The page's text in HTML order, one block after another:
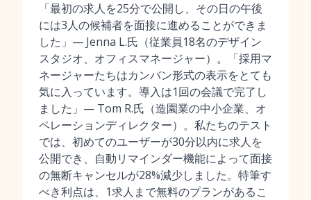
「最初の求人を25分で公開し、その日の午後
には3人の候補者を面接に進めることができま
した」— Jenna L.氏（従業員18名のデザイン
スタジオ、オフィスマネージャー）。「採用マ
ネージャーたちはカンバン形式の表示をとても
気に入っています。導入は1回の会議で完了し
ました」— Tom R.氏（造園業の中小企業、オ
ペレーションディレクター）。私たちのテスト
では、初めてのユーザーが30分以内に求人を
公開でき、自動リマインダー機能によって面接
の無断キャンセルが28%減少しました。特筆す
べき利点は、1求人まで無料のプランがあるこ